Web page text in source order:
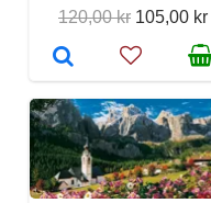
120,00 kr 105,00 kr